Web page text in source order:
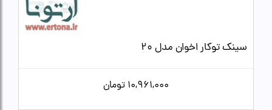
سینک توکار اخوان مدل 20
10,961,000 تومان